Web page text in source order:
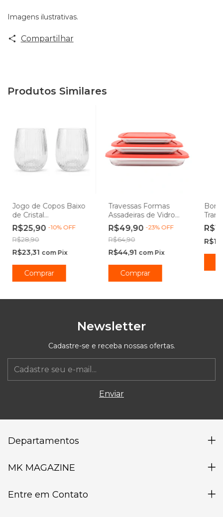
Imagens ilustrativas.
Compartilhar
Produtos Similares
Jogo de Copos Baixo
de Cristal
Transparente Syrah
Whisky 340ml -
Lehaví
R$25,90 -10% OFF
R$28,90
R$23,31 com Pix
Comprar
Travessas Formas
Assadeiras de Vidro
Borossilicato com
Tampa Retangular -
Lehaví
R$49,90 -23% OFF
R$64,90
R$44,91 com Pix
Comprar
Newsletter
Cadastre-se e receba nossas ofertas.
Departamentos
MK MAGAZINE
Entre em Contato